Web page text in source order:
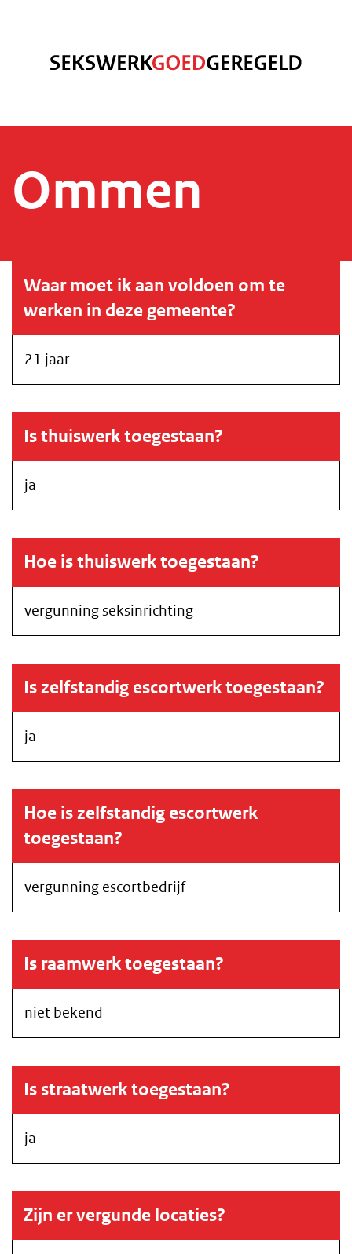
Ommen
Waar moet ik aan voldoen om te
werken in deze gemeente?
21 jaar
Is thuiswerk toegestaan?
ja
Hoe is thuiswerk toegestaan?
vergunning seksinrichting
Is zelfstandig escortwerk toegestaan?
ja
Hoe is zelfstandig escortwerk
toegestaan?
vergunning escortbedrijf
Is raamwerk toegestaan?
niet bekend
Is straatwerk toegestaan?
ja
Zijn er vergunde locaties?